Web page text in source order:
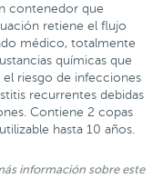
contenedor que
retiene el flujo
médico, totalmente
químicas que
el riesgo de infecciones
recurrentes debidas
Contiene 2 copas
hasta 10 años.
información sobre este